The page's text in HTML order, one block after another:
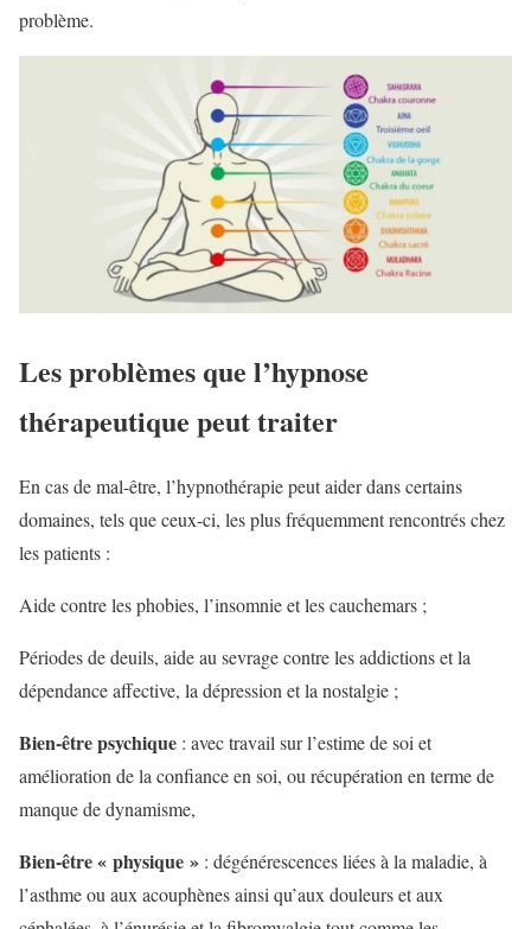
problème.
Les problèmes que l’hypnose
thérapeutique peut traiter
En cas de mal-être, l’hypnothérapie peut aider dans certains
domaines, tels que ceux-ci, les plus fréquemment rencontrés chez
les patients :
Aide contre les phobies, l’insomnie et les cauchemars ;
Périodes de deuils, aide au sevrage contre les addictions et la
dépendance affective, la dépression et la nostalgie ;
Bien-être psychique : avec travail sur l’estime de soi et
amélioration de la confiance en soi, ou récupération en terme de
manque de dynamisme,
Bien-être « physique » : dégénérescences liées à la maladie, à
l’asthme ou aux acouphènes ainsi qu’aux douleurs et aux